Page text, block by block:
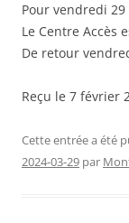
Pour vendredi
Le Centre Accès
De retour
Reçu le 7 février
Cette entrée a été
2024-03-29 par